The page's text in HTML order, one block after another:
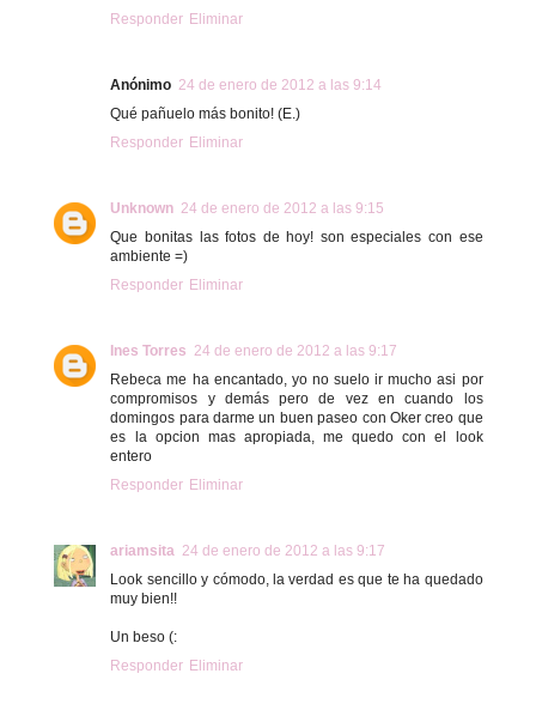
Responder Eliminar
Anónimo 24 de enero de 2012 a las 9:14
Qué pañuelo más bonito! (E.)
Responder Eliminar
Unknown 24 de enero de 2012 a las 9:15
Que bonitas las fotos de hoy! son especiales con ese
ambiente =)
Responder Eliminar
Ines Torres 24 de enero de 2012 a las 9:17
Rebeca me ha encantado, yo no suelo ir mucho asi por
compromisos y demás pero de vez en cuando los
domingos para darme un buen paseo con Oker creo que
es la opcion mas apropiada, me quedo con el look
entero
Responder Eliminar
ariamsita 24 de enero de 2012 a las 9:17
Look sencillo y cómodo, la verdad es que te ha quedado
muy bien!!
Un beso (:
Responder Eliminar